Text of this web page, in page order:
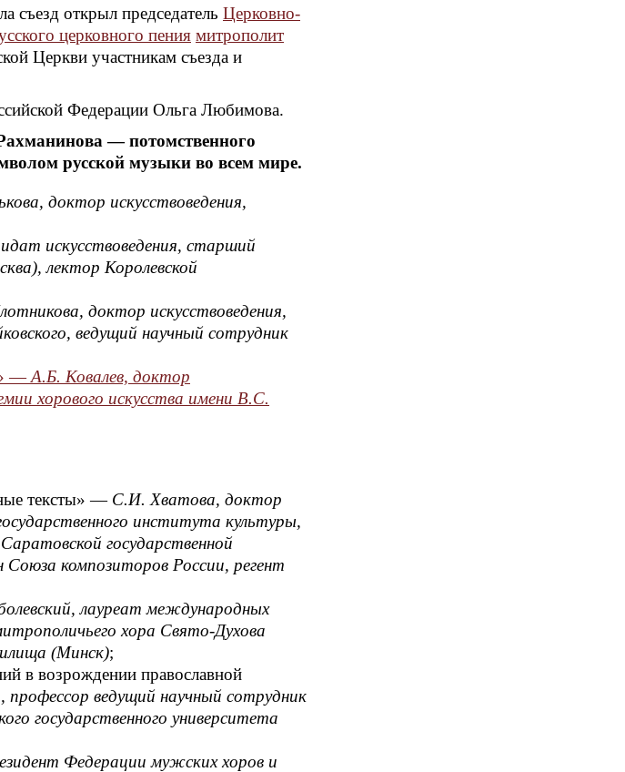
съезд открыл председатель Церковно-
церковного пения митрополит
Церкви участникам съезда и
Федерации Ольга Любимова.
— потомственного
русской музыки во всем мире.
доктор искусствоведения,
искусствоведения, старший
лектор Королевской
доктор искусствоведения,
ведущий научный сотрудник
—А.Б. Ковалев, доктор
хорового искусства имени В.С.
тексты» — С.И. Хватова, доктор
института культуры,
государственной
Союза композиторов России, регент
лауреат международных
хора Свято-Духова
(Минск);
в возрождении православной
ведущий научный сотрудник
государственного университета
Федерации мужских хоров и